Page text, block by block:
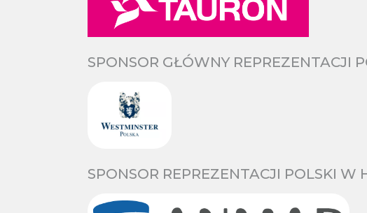
SPONSOR GŁÓWNY REPREZENTACJI
SPONSOR REPREZENTACJI POLSKI W